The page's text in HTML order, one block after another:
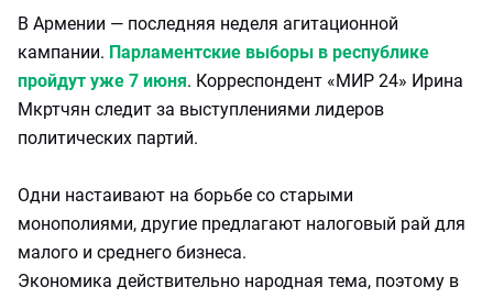
В Армении — последняя неделя агитационной
кампании. Парламентские выборы в республике
пройдут уже 7 июня. Корреспондент «МИР 24» Ирина
Мкртчян следит за выступлениями лидеров
политических партий.
Одни настаивают на борьбе со старыми
монополиями, другие предлагают налоговый рай для
малого и среднего бизнеса.
Экономика действительно народная тема, поэтому в